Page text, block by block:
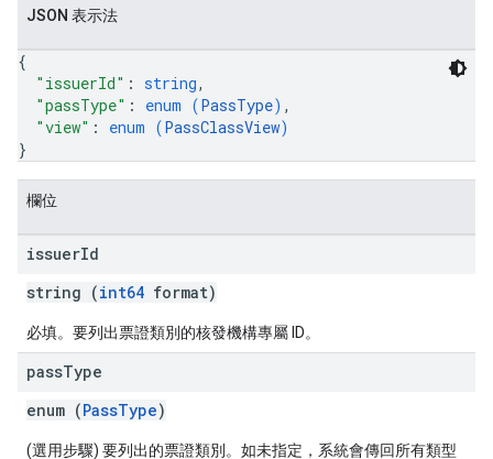
JSON 表示法
{
"issuerId" : string,
"passType" : enum (PassType) ,
"view" : enum (PassClassView)
}
欄位
issuerId
string (int64 format)
必填。要列出票證類別的核發機構專屬 ID。
passType
enum (PassType)
(選用步驟) 要列出的票證類別。如未指定，系統會傳回所有類型